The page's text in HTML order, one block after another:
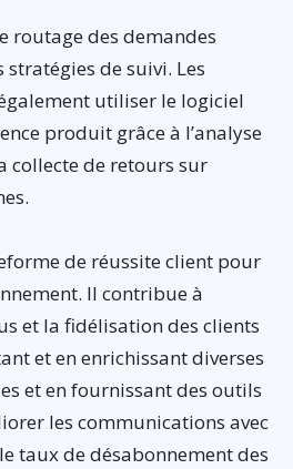
routage des demandes
de suivi. Les
utiliser le logiciel
produit grâce à l’analyse
collecte de retours sur
de réussite client pour
Il contribue à
et la fidélisation des clients
et en enrichissant diverses
et en fournissant des outils
les communications avec
taux de désabonnement des